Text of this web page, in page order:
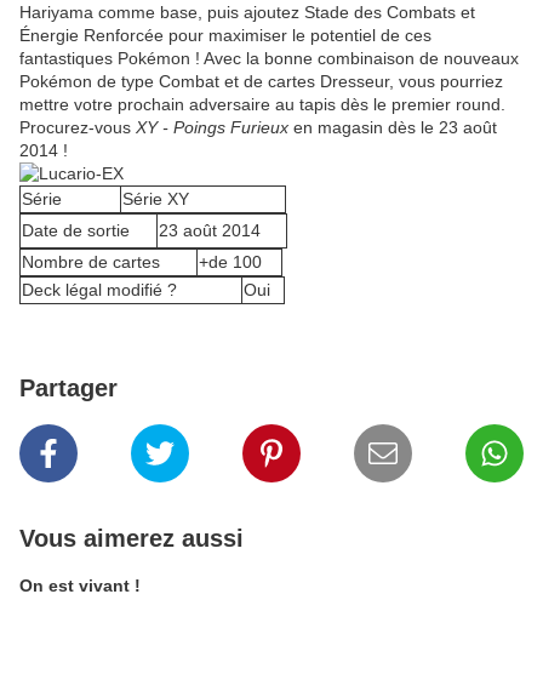
Hariyama comme base, puis ajoutez Stade des Combats et
Énergie Renforcée pour maximiser le potentiel de ces
fantastiques Pokémon ! Avec la bonne combinaison de nouveaux
Pokémon de type Combat et de cartes Dresseur, vous pourriez
mettre votre prochain adversaire au tapis dès le premier round.
Procurez-vous XY - Poings Furieux en magasin dès le 23 août
2014 !
Série
Série XY
Date de sortie
23 août 2014
Nombre de cartes
+de 100
Deck légal modifié ?
Oui
Partager
Vous aimerez aussi
On est vivant !